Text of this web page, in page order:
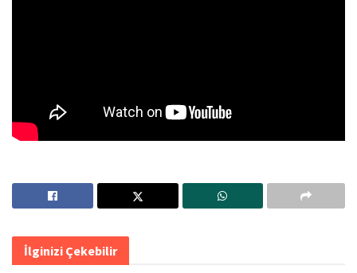
İlginizi Çekebilir